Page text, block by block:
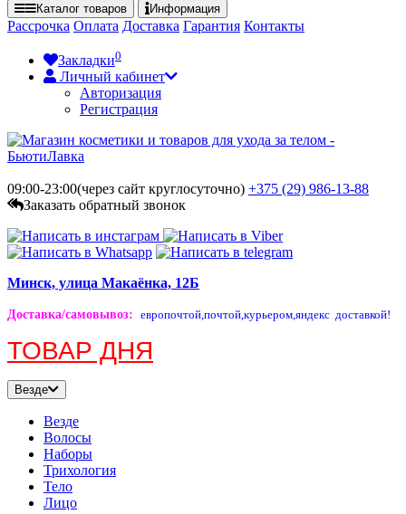
Каталог товаров Информация
Рассрочка Оплата Доставка Гарантия Контакты
Закладки0
Личный кабинет
Авторизация
Регистрация
09:00-23:00(через сайт круглосуточно) +375 (29) 986-13-88
Заказать обратный звонок
Минск, улица Макаёнка, 12Б
Доставка/самовывоз: европочтой,почтой,курьером,яндекс доставкой!
ТОВАР ДНЯ
Везде
Везде
Волосы
Наборы
Трихология
Тело
Лицо